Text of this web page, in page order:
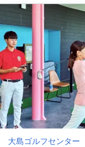
大島ゴルフセンター